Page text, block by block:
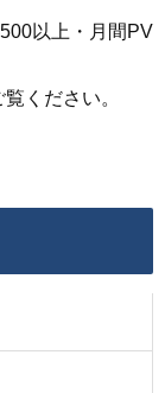
以上・月間PV
ください。